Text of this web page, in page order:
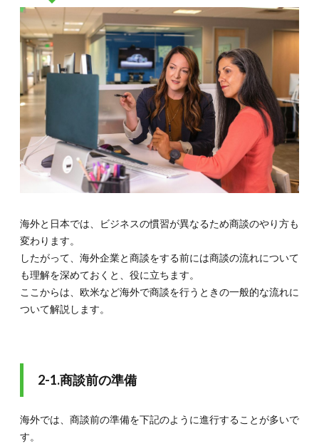
が商談
のカギ
になる
4.5.
まと
め：
はポ
イン
トや
マナ
ーを
おさ
えて
臨も
海外と日本では、ビジネスの慣習が異なるため商談のやり方も
変わります。
したがって、海外企業と商談をする前には商談の流れについて
も理解を深めておくと、役に立ちます。
ここからは、欧米など海外で商談を行うときの一般的な流れに
ついて解説します。
2-1.商談前の準備
海外では、商談前の準備を下記のように進行することが多いで
す。